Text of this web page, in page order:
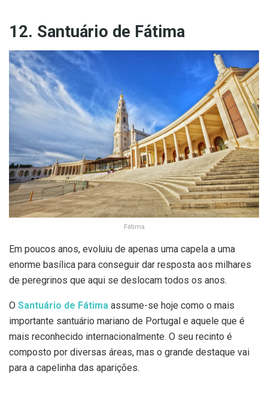
12. Santuário de Fátima
Fátima
Em poucos anos, evoluiu de apenas uma capela a uma
enorme basílica para conseguir dar resposta aos milhares
de peregrinos que aqui se deslocam todos os anos.
O Santuário de Fátima assume-se hoje como o mais
importante santuário mariano de Portugal e aquele que é
mais reconhecido internacionalmente. O seu recinto é
composto por diversas áreas, mas o grande destaque vai
para a capelinha das aparições.